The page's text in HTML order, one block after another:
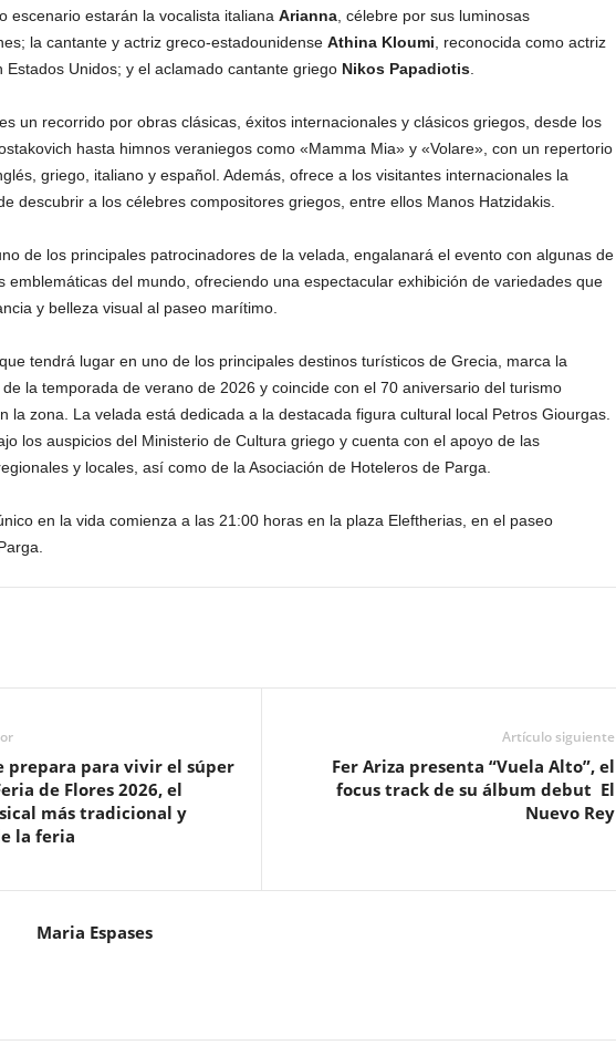
escenario estarán la vocalista italiana Arianna, célebre por sus luminosas
la cantante y actriz greco-estadounidense Athina Kloumi , reconocida como actriz
Estados Unidos; y el aclamado cantante griego Nikos Papadiotis.
un recorrido por obras clásicas, éxitos internacionales y clásicos griegos, desde los
hasta himnos veraniegos como «Mamma Mia» y «Volare», con un repertorio
griego, italiano y español. Además, ofrece a los visitantes internacionales la
descubrir a los célebres compositores griegos, entre ellos Manos Hatzidakis.
de los principales patrocinadores de la velada, engalanará el evento con algunas de
emblemáticas del mundo, ofreciendo una espectacular exhibición de variedades que
y belleza visual al paseo marítimo.
tendrá lugar en uno de los principales destinos turísticos de Grecia, marca la
la temporada de verano de 2026 y coincide con el 70 aniversario del turismo
la zona. La velada está dedicada a la destacada figura cultural local Petros Giourgas.
los auspicios del Ministerio de Cultura griego y cuenta con el apoyo de las
y locales, así como de la Asociación de Hoteleros de Parga.
en la vida comienza a las 21:00 horas en la plaza Eleftherias, en el paseo
prepara para vivir el súper
de Flores 2026, el
más tradicional y
la feria
Artículo siguiente
Fer Ariza presenta “Vuela Alto”, el
focus track de su álbum debut El
Nuevo Rey
Maria Espases